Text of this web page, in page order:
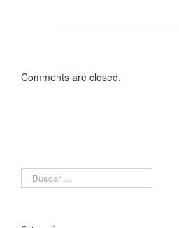
Comments are closed.
Search
for: